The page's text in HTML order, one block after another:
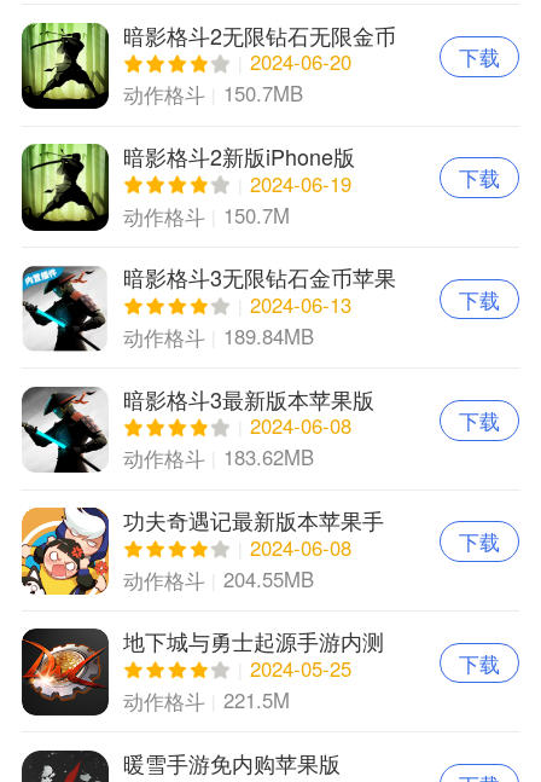
暗影格斗2无限钻石无限金币
正版苹果版
2024-06-20
动作格斗
150.7MB
下载
暗影格斗2新版iPhone版
2024-06-19
动作格斗
150.7M
下载
暗影格斗3无限钻石金币苹果
版
2024-06-13
动作格斗
189.84MB
下载
暗影格斗3最新版本苹果版
2024-06-08
动作格斗
183.62MB
下载
功夫奇遇记最新版本苹果手
机版
2024-06-08
动作格斗
204.55MB
下载
地下城与勇士起源手游内测
版官网ios版
2024-05-25
动作格斗
221.5M
下载
暖雪手游免内购苹果版